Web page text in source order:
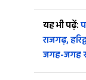
यह भी पढ़ें:
राजगढ़,
जगह-जगह